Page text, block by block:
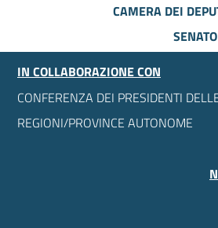
CAMERA DEI
IN COLLABORAZIONE CON
CONFERENZA DEI PRESIDENTI
REGIONI/PROVINCE AUTONOME